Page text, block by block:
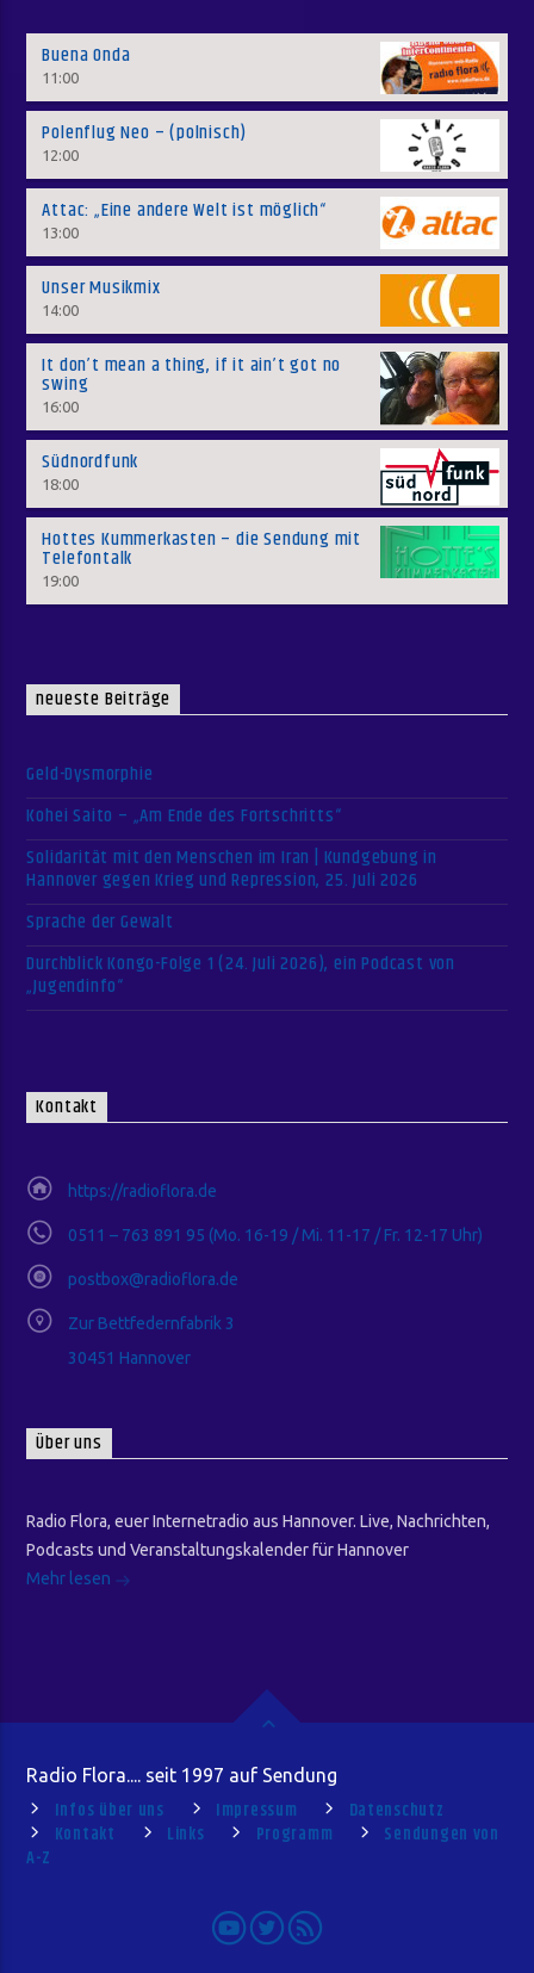
Buena Onda
11:00
Polenflug Neo – (polnisch)
12:00
Attac: „Eine andere Welt ist möglich“
13:00
Unser Musikmix
14:00
It don’t mean a thing, if it ain’t got no
swing
16:00
Südnordfunk
18:00
Hottes Kummerkasten – die Sendung mit
Telefontalk
19:00
neueste Beiträge
Geld-Dysmorphie
Kohei Saito – „Am Ende des Fortschritts“
Solidarität mit den Menschen im Iran | Kundgebung in
Hannover gegen Krieg und Repression, 25. Juli 2026
Sprache der Gewalt
Durchblick Kongo-Folge 1 (24. Juli 2026), ein Podcast von
„Jugendinfo“
Kontakt
https://radioflora.de
0511 – 763 891 95 (Mo. 16-19 / Mi. 11-17 / Fr. 12-17 Uhr)
postbox@radioflora.de
Zur Bettfedernfabrik 3
30451 Hannover
Über uns
Radio Flora, euer Internetradio aus Hannover. Live, Nachrichten,
Podcasts und Veranstaltungskalender für Hannover
Mehr lesen
Radio Flora.... seit 1997 auf Sendung
Infos über uns Impressum
Datenschutz
Kontakt
Links Programm
Sendungen von
A-Z